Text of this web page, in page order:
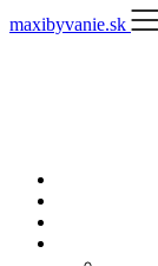
Skip
to
maxibyvanie.sk